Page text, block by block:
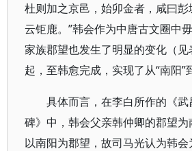
杜则加之京邑，始卯金者，咸曰
云钜鹿。”韩会作为中唐古文圈中
家族郡望也发生了明显的变化（
起，至韩愈完成，实现了从“南阳”
具体而言，在李白所作的《
碑》中，韩会父亲韩仲卿的郡望
以南阳为郡望，故司马光认为韩